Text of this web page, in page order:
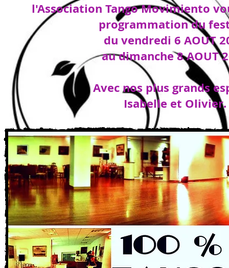
l'Association Tango Movimiento
programmation du
du vendredi 6 AOUT
au dimanche 8 AOUT
Avec nos plus grands
Isabelle et Olivier.